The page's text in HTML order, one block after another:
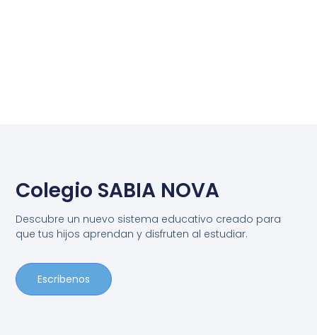
Colegio SABIA NOVA
Descubre un nuevo sistema educativo creado para
que tus hijos aprendan y disfruten al estudiar.
Escribenos